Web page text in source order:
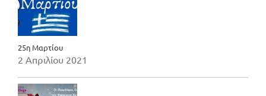
25η Μαρτίου
2 Απριλίου 2021